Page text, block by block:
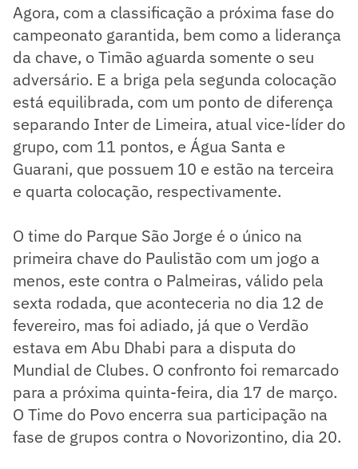
Agora, com a classificação a próxima fase do
campeonato garantida, bem como a liderança
da chave, o Timão aguarda somente o seu
adversário. E a briga pela segunda colocação
está equilibrada, com um ponto de diferença
separando Inter de Limeira, atual vice-líder do
grupo, com 11 pontos, e Água Santa e
Guarani, que possuem 10 e estão na terceira
e quarta colocação, respectivamente.
O time do Parque São Jorge é o único na
primeira chave do Paulistão com um jogo a
menos, este contra o Palmeiras, válido pela
sexta rodada, que aconteceria no dia 12 de
fevereiro, mas foi adiado, já que o Verdão
estava em Abu Dhabi para a disputa do
Mundial de Clubes. O confronto foi remarcado
para a próxima quinta-feira, dia 17 de março.
O Time do Povo encerra sua participação na
fase de grupos contra o Novorizontino, dia 20.